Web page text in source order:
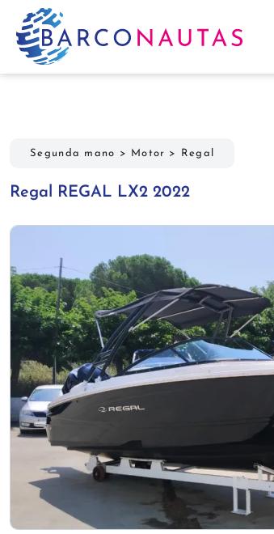
Segunda mano > Motor > Regal
Regal REGAL LX2 2022